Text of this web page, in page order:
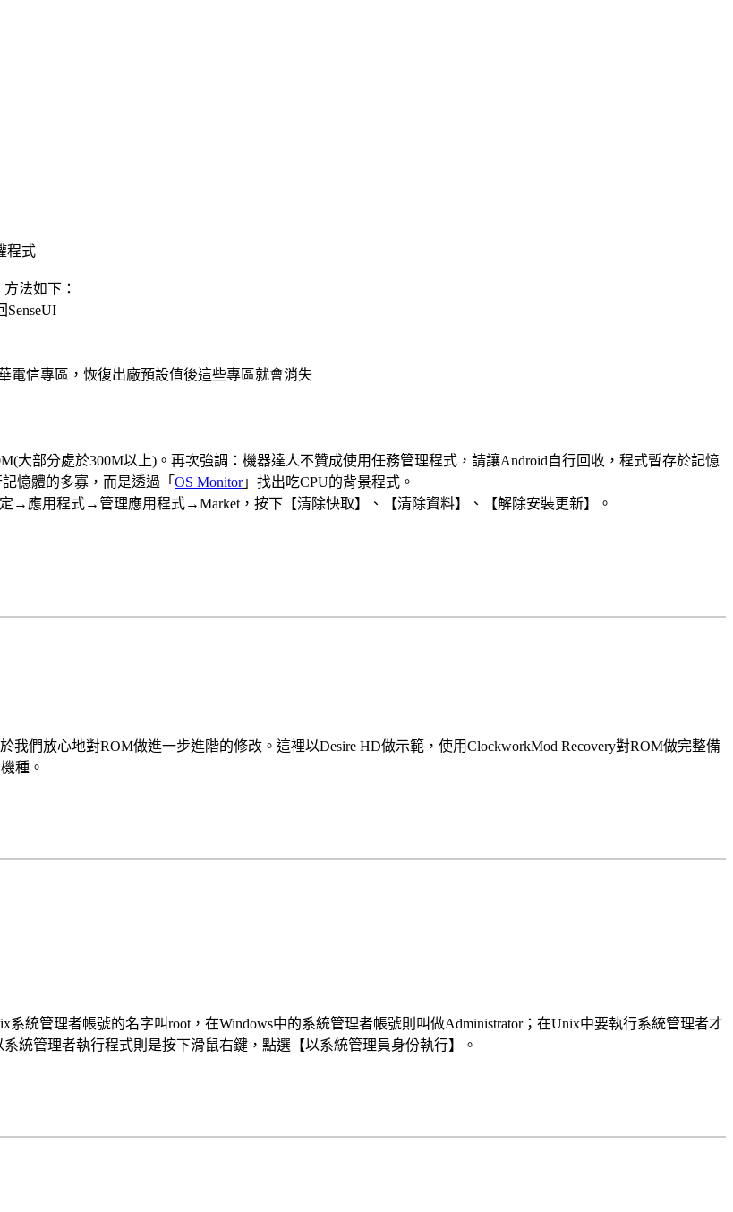
程式
法如下：
SenseUI
電信專區，恢復出廠預設值後這些專區就會消失
大部分處於300M以上)。再次強調：機器達人不贊成使用任務管理程式，請讓Android自行回收，程式暫存於記憶
憶體的多寡，而是透過「 OS Monitor」找出吃CPU的背景程式。
→應用程式→管理應用程式→Market，按下【清除快取】、【清除資料】、【解除安裝更新】。
們放心地對ROM做進一步進階的修改。這裡以Desire HD做示範，使用ClockworkMod Recovery對ROM做完整備
種。
統管理者帳號的名字叫root，在Windows中的系統管理者帳號則叫做Administrator；在Unix中要執行系統管理者才
統管理者執行程式則是按下滑鼠右鍵，點選【以系統管理員身份執行】。